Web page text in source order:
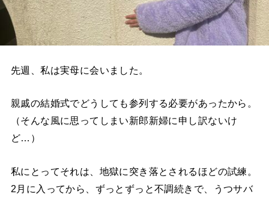
先週、私は実母に会いました。
親戚の結婚式でどうしても参列する必要があったから。
（そんな風に思ってしまい新郎新婦に申し訳ないけ
ど…）
私にとってそれは、地獄に突き落とされるほどの試練。
2月に入ってから、ずっとずっと不調続きで、うつサバ